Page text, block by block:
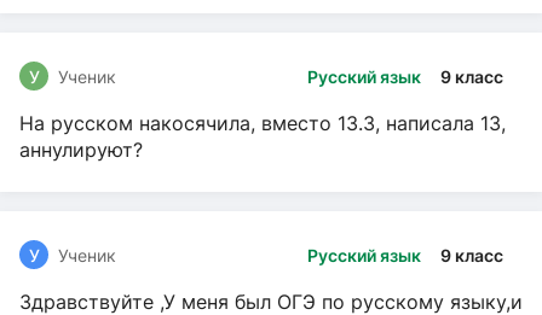
Русский язык 9 класс
У Ученик
На русском накосячила, вместо 13.3, написала 13,
аннулируют?
Русский язык 9 класс
У Ученик
Здравствуйте ,У меня был ОГЭ по русскому языку,и